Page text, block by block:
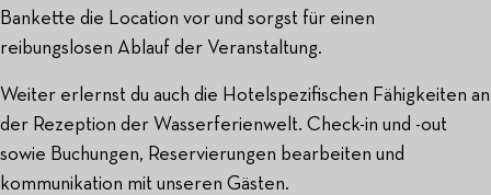
Bankette die Location vor und sorgst für einen
reibungslosen Ablauf der Veranstaltung.
Weiter erlernst du auch die Hotelspezifischen Fähigkeiten an
der Rezeption der Wasserferienwelt. Check-in und -out
sowie Buchungen, Reservierungen bearbeiten und
kommunikation mit unseren Gästen.